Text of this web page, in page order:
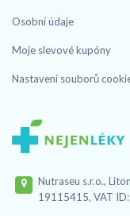
Osobní údaje
Moje slevové kupóny
Nastavení souborů
Nutraseu s.r.o.,
19115415, VAT